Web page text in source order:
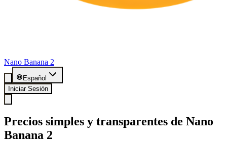
Nano Banana 2
Español
Iniciar Sesión
Precios simples y transparentes de Nano
Banana 2